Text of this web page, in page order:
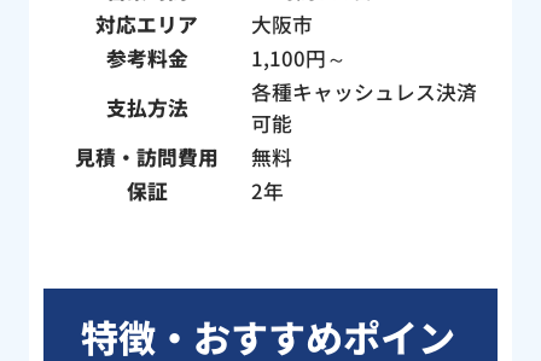
対応エリア
大阪市
参考料金
1,100円～
支払方法
各種キャッシュレス決済
可能
見積・訪問費用
無料
保証
2年
特徴・おすすめポイン